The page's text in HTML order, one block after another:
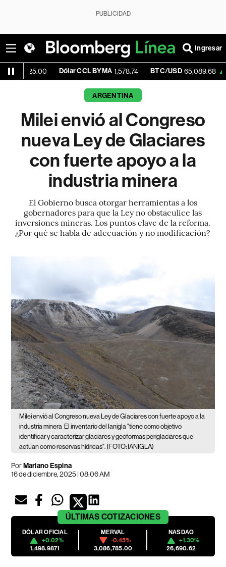
PUBLICIDAD
Ingresar
Dólar CCL BYMA 1,578.74 BTC/USD 65,089.68 +0.24%
ARGENTINA
Milei envió al Congreso
nueva Ley de Glaciares
con fuerte apoyo a la
industria minera
El Gobierno busca otorgar herramientas a los
gobernadores para que la Ley no obstaculice las
inversiones mineras. Los puntos clave de la reforma.
¿Por qué se habla de adecuación y no modificación?
Milei envió al Congreso nueva Ley de Glaciares con fuerte apoyo a la
industria minera El inventario del Ianigla "tiene como objetivo
identificar y caracterizar glaciares y geoformas periglaciares que
actúan como reservas hídricas". (FOTO: IANIGLA)
PorMariano Espina
16 de diciembre, 2025 | 08:06 AM
ÚLTIMAS COTIZACIONES
DÓLAR OFICIAL
+0.02%
1,498.9871
MERVAL
-0.45%
3,086,785.00
NASDAQ
+1.30%
26,690.62